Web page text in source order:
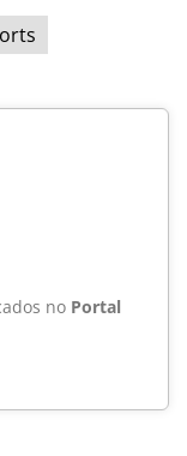
no Portal